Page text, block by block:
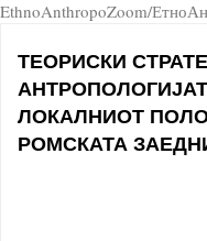
EthnoAnthropoZoom/
Article
Details
ТЕОРИСКИ
ЛОКАЛНИОТ
РОМСКАТА